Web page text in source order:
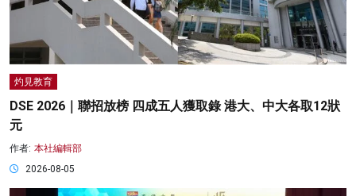
灼見教育
DSE 2026｜聯招放榜 四成五人獲取錄 港大、中大各取12狀
元
作者: 本社編輯部
2026-08-05